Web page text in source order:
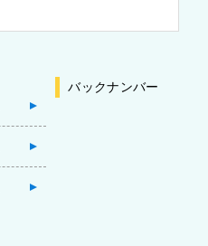
バックナンバー